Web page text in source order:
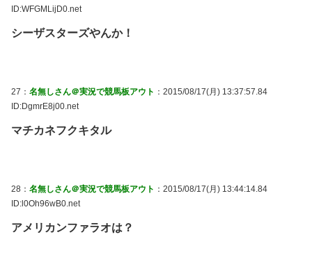
ID:WFGMLijD0.net
シーザスターズやんか！
27： 名無しさん＠実況で競馬板アウト ：2015/08/17(月) 13:37:57.84
ID:DgmrE8j00.net
マチカネフクキタル
28： 名無しさん＠実況で競馬板アウト ：2015/08/17(月) 13:44:14.84
ID:l0Oh96wB0.net
アメリカンファラオは？